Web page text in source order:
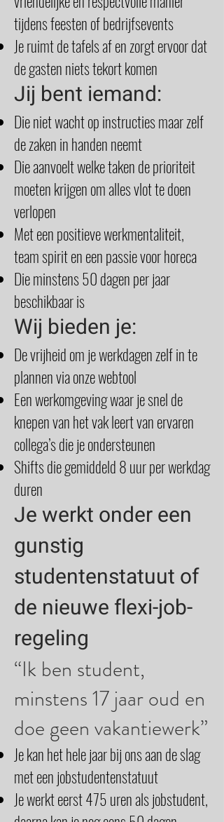
tijdens feesten of bedrijfsevents
Je ruimt de tafels af en zorgt ervoor dat
de gasten niets tekort komen
Jij bent iemand:
Die niet wacht op instructies maar zelf
de zaken in handen neemt
Die aanvoelt welke taken de prioriteit
moeten krijgen om alles vlot te doen
verlopen
Met een positieve werkmentaliteit,
team spirit en een passie voor horeca
Die minstens 50 dagen per jaar
beschikbaar is
Wij bieden je:
De vrijheid om je werkdagen zelf in te
plannen via onze webtool
Een werkomgeving waar je snel de
knepen van het vak leert van ervaren
collega’s die je ondersteunen
Shifts die gemiddeld 8 uur per werkdag
duren
Je werkt onder een
gunstig
studentenstatuut of
de nieuwe flexi-job-
regeling
“Ik ben student,
minstens 17 jaar oud en
doe geen vakantiewerk”
Je kan het hele jaar bij ons aan de slag
met een jobstudentenstatuut
Je werkt eerst 475 uren als jobstudent,